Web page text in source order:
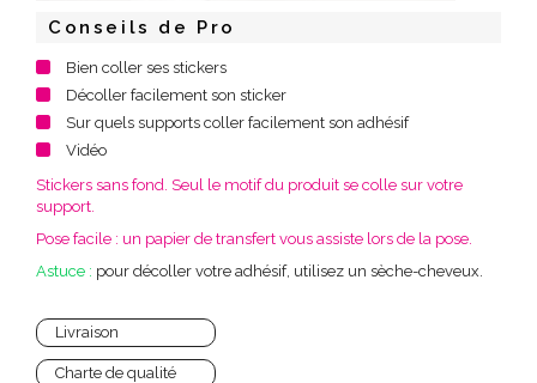
Conseils de Pro
Bien coller ses stickers
Décoller facilement son sticker
Sur quels supports coller facilement son adhésif
Vidéo
Stickers sans fond. Seul le motif du produit se colle sur votre
support.
Pose facile : un papier de transfert vous assiste lors de la pose.
Astuce : pour décoller votre adhésif, utilisez un sèche-cheveux.
Livraison
Charte de qualité